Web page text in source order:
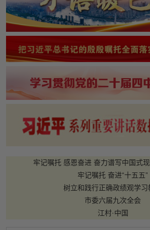
牢记嘱托 感恩奋进 奋力谱写中国式
牢记嘱托 奋进“十五五”
树立和践行正确政绩观学习
市委六届九次全会
江村·中国